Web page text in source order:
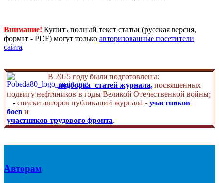
Внимание! Купить полный текст статьи (русская версия,
формат - PDF) могут только авторизованные посетители
сайта.
В 2025 году были подготовлены:
- подборка статей журнала, посвященных
подвигу нефтяников в годы Великой Отечественной войны;
- списки авторов публикаций журнала - участников
боев и
участников трудового фронта.
Авторам